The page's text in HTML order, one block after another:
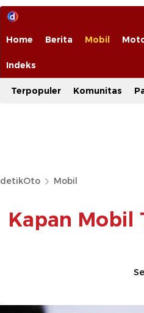
Home Berita Mobil
Indeks
Terpopuler Komunitas
detikOto Mobil
Kapan Mobil